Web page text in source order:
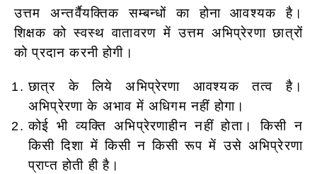
उत्तम अन्तर्वैयक्तिक सम्बन्धों का होना आवश्यक है।
शिक्षक को स्वस्थ वातावरण में उत्तम अभिप्रेरणा छात्रों
को प्रदान करनी होगी।
छात्र के लिये अभिप्रेरणा आवश्यक तत्व है।
अभिप्रेरणा के अभाव में अधिगम नहीं होगा।
कोई भी व्यक्ति अभिप्रेरणाहीन नहीं होता। किसी न
किसी दिशा में किसी न किसी रूप में उसे अभिप्रेरणा
प्राप्त होती ही है।